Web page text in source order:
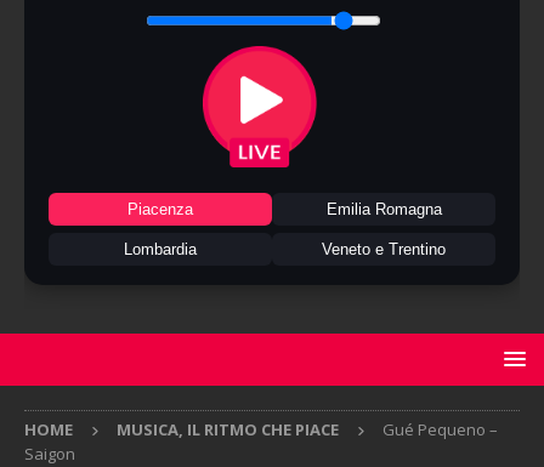
Piacenza Emilia Romagna
Lombardia Veneto e Trentino
HOME MUSICA, IL RITMO CHE PIACE
Gué Pequeno –
Saigon